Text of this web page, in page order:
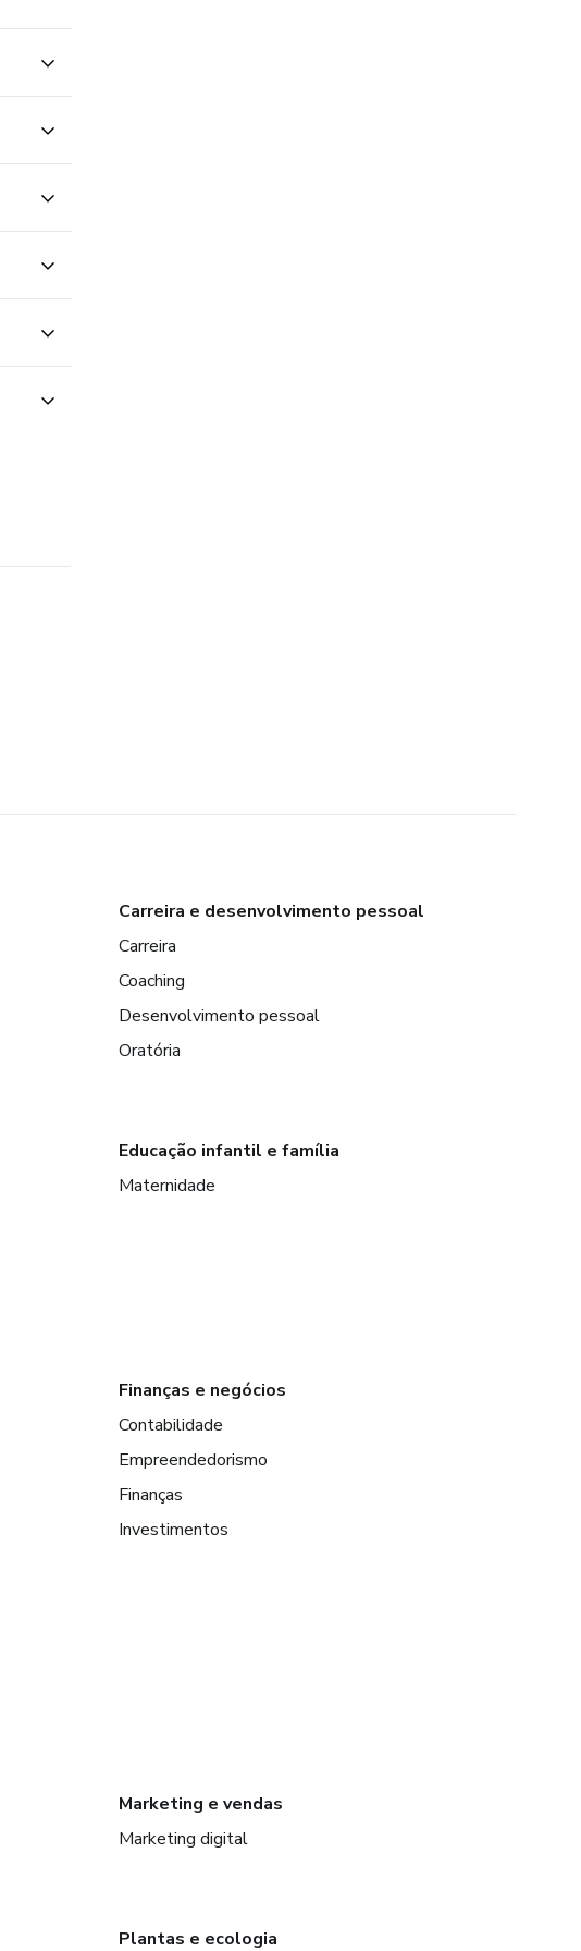
Carreira e desenvolvimento pessoal
Carreira
Coaching
Desenvolvimento pessoal
Oratória
Educação infantil e família
Maternidade
Finanças e negócios
Contabilidade
Empreendedorismo
Finanças
Investimentos
Marketing e vendas
Marketing digital
Plantas e ecologia